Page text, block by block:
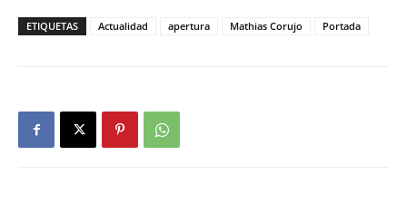
ETIQUETAS Actualidad apertura Mathias Corujo Portada